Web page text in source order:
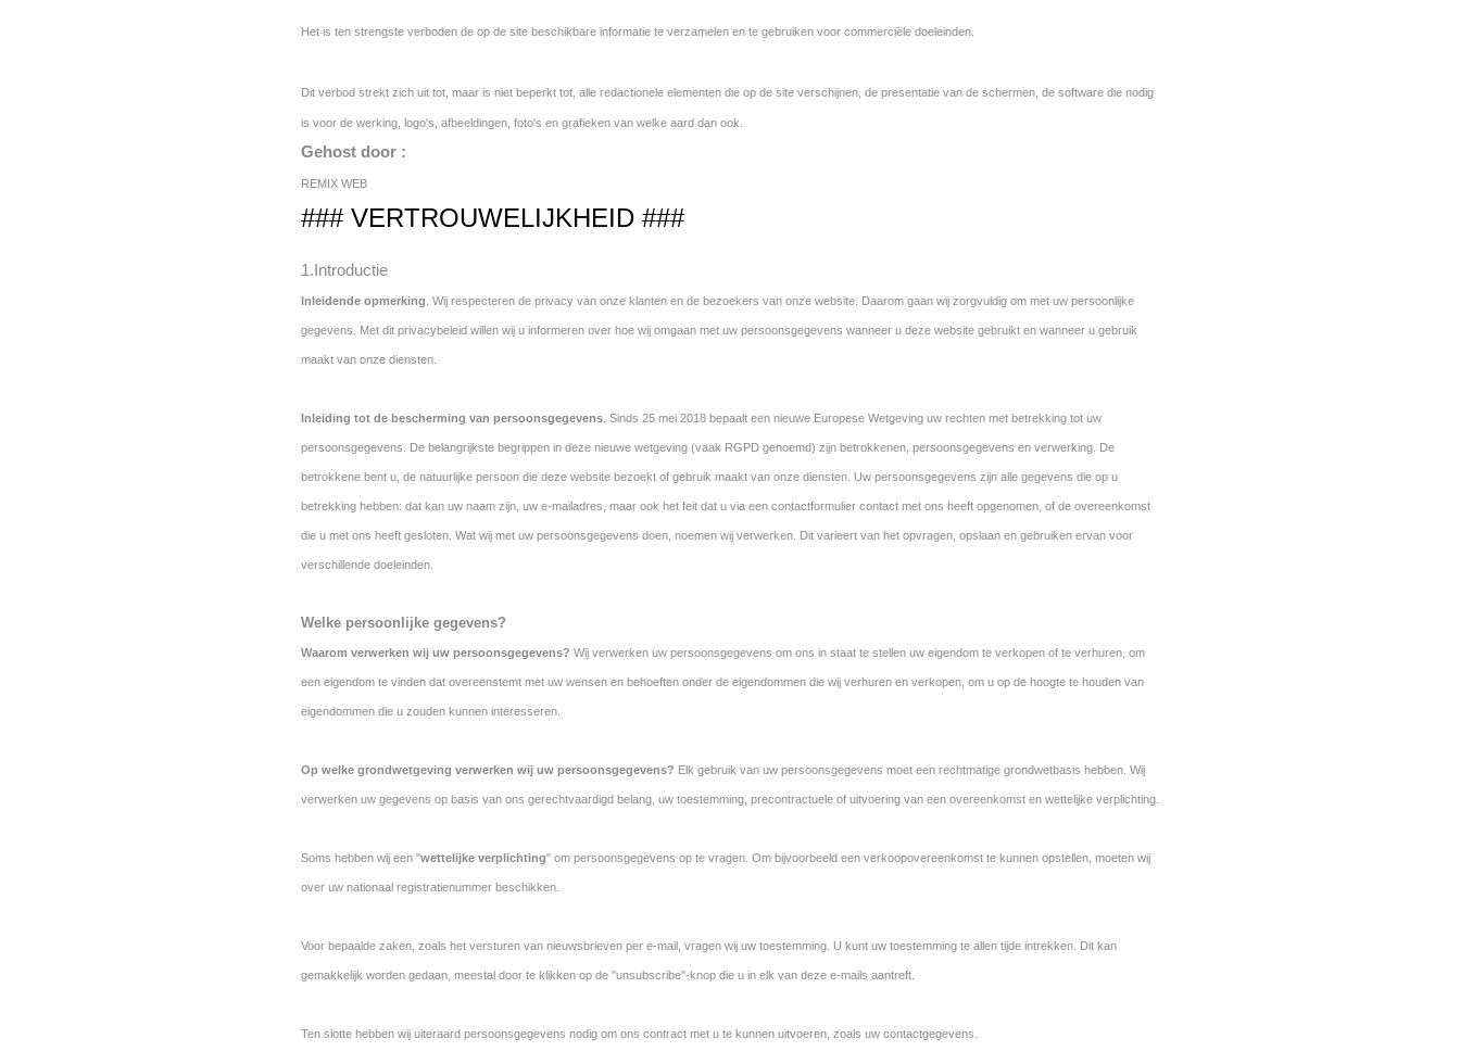
Het is ten strengste verboden de op de site beschikbare informatie te verzamelen en te gebruiken voor commerciële doeleinden.
Dit verbod strekt zich uit tot, maar is niet beperkt tot, alle redactionele elementen die op de site verschijnen, de presentatie van de schermen, de software die nodig
is voor de werking, logo's, afbeeldingen, foto's en grafieken van welke aard dan ook.
Gehost door :
REMIX WEB
### VERTROUWELIJKHEID ###
1.Introductie
Inleidende opmerking . Wij respecteren de privacy van onze klanten en de bezoekers van onze website. Daarom gaan wij zorgvuldig om met uw persoonlijke
gegevens. Met dit privacybeleid willen wij u informeren over hoe wij omgaan met uw persoonsgegevens wanneer u deze website gebruikt en wanneer u gebruik
maakt van onze diensten.
Inleiding tot de bescherming van persoonsgegevens . Sinds 25 mei 2018 bepaalt een nieuwe Europese Wetgeving uw rechten met betrekking tot uw
persoonsgegevens. De belangrijkste begrippen in deze nieuwe wetgeving (vaak RGPD genoemd) zijn betrokkenen, persoonsgegevens en verwerking. De
betrokkene bent u, de natuurlijke persoon die deze website bezoekt of gebruik maakt van onze diensten. Uw persoonsgegevens zijn alle gegevens die op u
betrekking hebben: dat kan uw naam zijn, uw e-mailadres, maar ook het feit dat u via een contactformulier contact met ons heeft opgenomen, of de overeenkomst
die u met ons heeft gesloten. Wat wij met uw persoonsgegevens doen, noemen wij verwerken. Dit varieert van het opvragen, opslaan en gebruiken ervan voor
verschillende doeleinden.
Welke persoonlijke gegevens?
Waarom verwerken wij uw persoonsgegevens? Wij verwerken uw persoonsgegevens om ons in staat te stellen uw eigendom te verkopen of te verhuren, om
een eigendom te vinden dat overeenstemt met uw wensen en behoeften onder de eigendommen die wij verhuren en verkopen, om u op de hoogte te houden van
eigendommen die u zouden kunnen interesseren.
Op welke grondwetgeving verwerken wij uw persoonsgegevens? Elk gebruik van uw persoonsgegevens moet een rechtmatige grondwetbasis hebben. Wij
verwerken uw gegevens op basis van ons gerechtvaardigd belang, uw toestemming, precontractuele of uitvoering van een overeenkomst en wettelijke verplichting.
Soms hebben wij een "wettelijke verplichting" om persoonsgegevens op te vragen. Om bijvoorbeeld een verkoopovereenkomst te kunnen opstellen, moeten wij
over uw nationaal registratienummer beschikken.
Voor bepaalde zaken, zoals het versturen van nieuwsbrieven per e-mail, vragen wij uw toestemming. U kunt uw toestemming te allen tijde intrekken. Dit kan
gemakkelijk worden gedaan, meestal door te klikken op de "unsubscribe"-knop die u in elk van deze e-mails aantreft.
Ten slotte hebben wij uiteraard persoonsgegevens nodig om ons contract met u te kunnen uitvoeren, zoals uw contactgegevens.